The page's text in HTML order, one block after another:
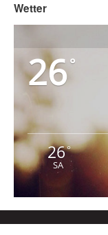
Wetter
26°
26°
SA